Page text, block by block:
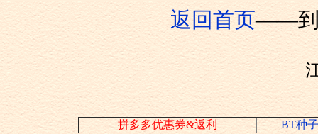
返回首页——到
拼多多优惠券&返利 BT种